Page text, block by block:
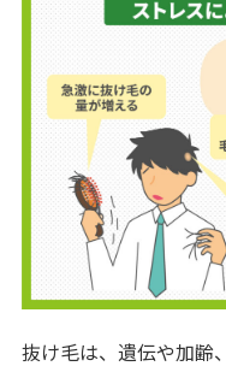
抜け毛は、遺伝や加齢